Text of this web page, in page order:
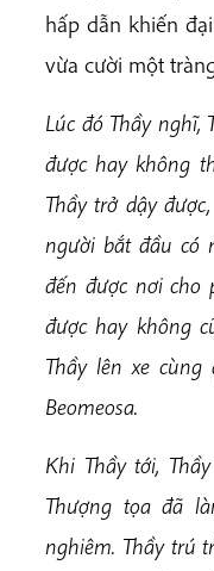
hấp dẫn khiến
vừa cười một
Lúc đó Thầy nghĩ,
được hay không
Thầy trở dậy
người bắt đầu có
đến được nơi cho
được hay không
Thầy lên xe
Beomeosa.
Khi Thầy tới,
Thượng tọa đã
nghiêm. Thầy trú